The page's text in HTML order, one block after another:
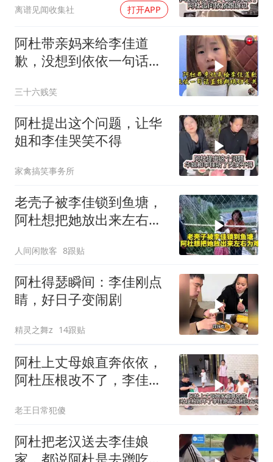
离谱见闻收集社 打开APP
阿杜带亲妈来给李佳道
歉，没想到依依一句话直
三十六贱笑
阿杜提出这个问题，让华
姐和李佳哭笑不得
家禽搞笑事务所
老壳子被李佳锁到鱼塘，
阿杜想把她放出来左右为
人间闲散客 8跟贴
阿杜得瑟瞬间：李佳刚点
睛，好日子变闹剧
精灵之舞z 14跟贴
阿杜上丈母娘直奔依依，
阿杜压根改不了，李佳愿
老王日常犯傻
阿杜把老汉送去李佳娘